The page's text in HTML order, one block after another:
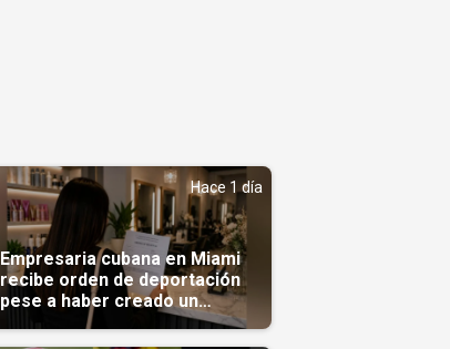
Hace 1 día
Empresaria cubana en Miami
recibe orden de deportación
pese a haber creado un